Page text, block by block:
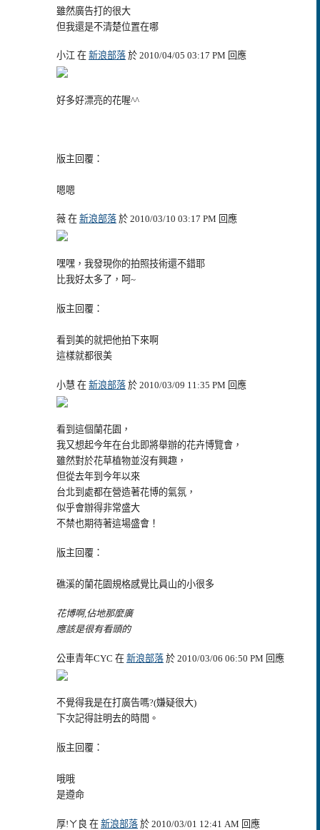
雖然廣告打的很大
但我還是不清楚位置在哪
小江 在 新浪部落 於 2010/04/05 03:17 PM 回應
好多好漂亮的花喔^^
版主回覆：
嗯嗯
薇 在 新浪部落 於 2010/03/10 03:17 PM 回應
嘿嘿，我發現你的拍照技術還不錯耶
比我好太多了，呵~
版主回覆：
看到美的就把他拍下來啊
這樣就都很美
小慧 在 新浪部落 於 2010/03/09 11:35 PM 回應
看到這個蘭花園，
我又想起今年在台北即將舉辦的花卉博覽會，
雖然對於花草植物並沒有興趣，
但從去年到今年以來
台北到處都在營造著花博的氣氛，
似乎會辦得非常盛大
不禁也期待著這場盛會！
版主回覆：
礁溪的蘭花園規格感覺比員山的小很多
花博啊,佔地那麼廣
應該是很有看頭的
公車青年CYC 在 新浪部落 於 2010/03/06 06:50 PM 回應
不覺得我是在打廣告嗎?(嫌疑很大)
下次記得註明去的時間。
版主回覆：
哦哦
是遵命
厚!ㄚ良 在 新浪部落 於 2010/03/01 12:41 AM 回應